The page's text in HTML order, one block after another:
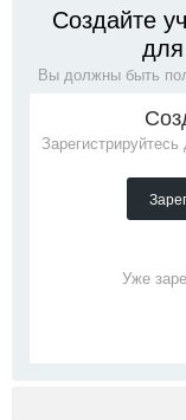
Создайте
Вы должны быть
Уже